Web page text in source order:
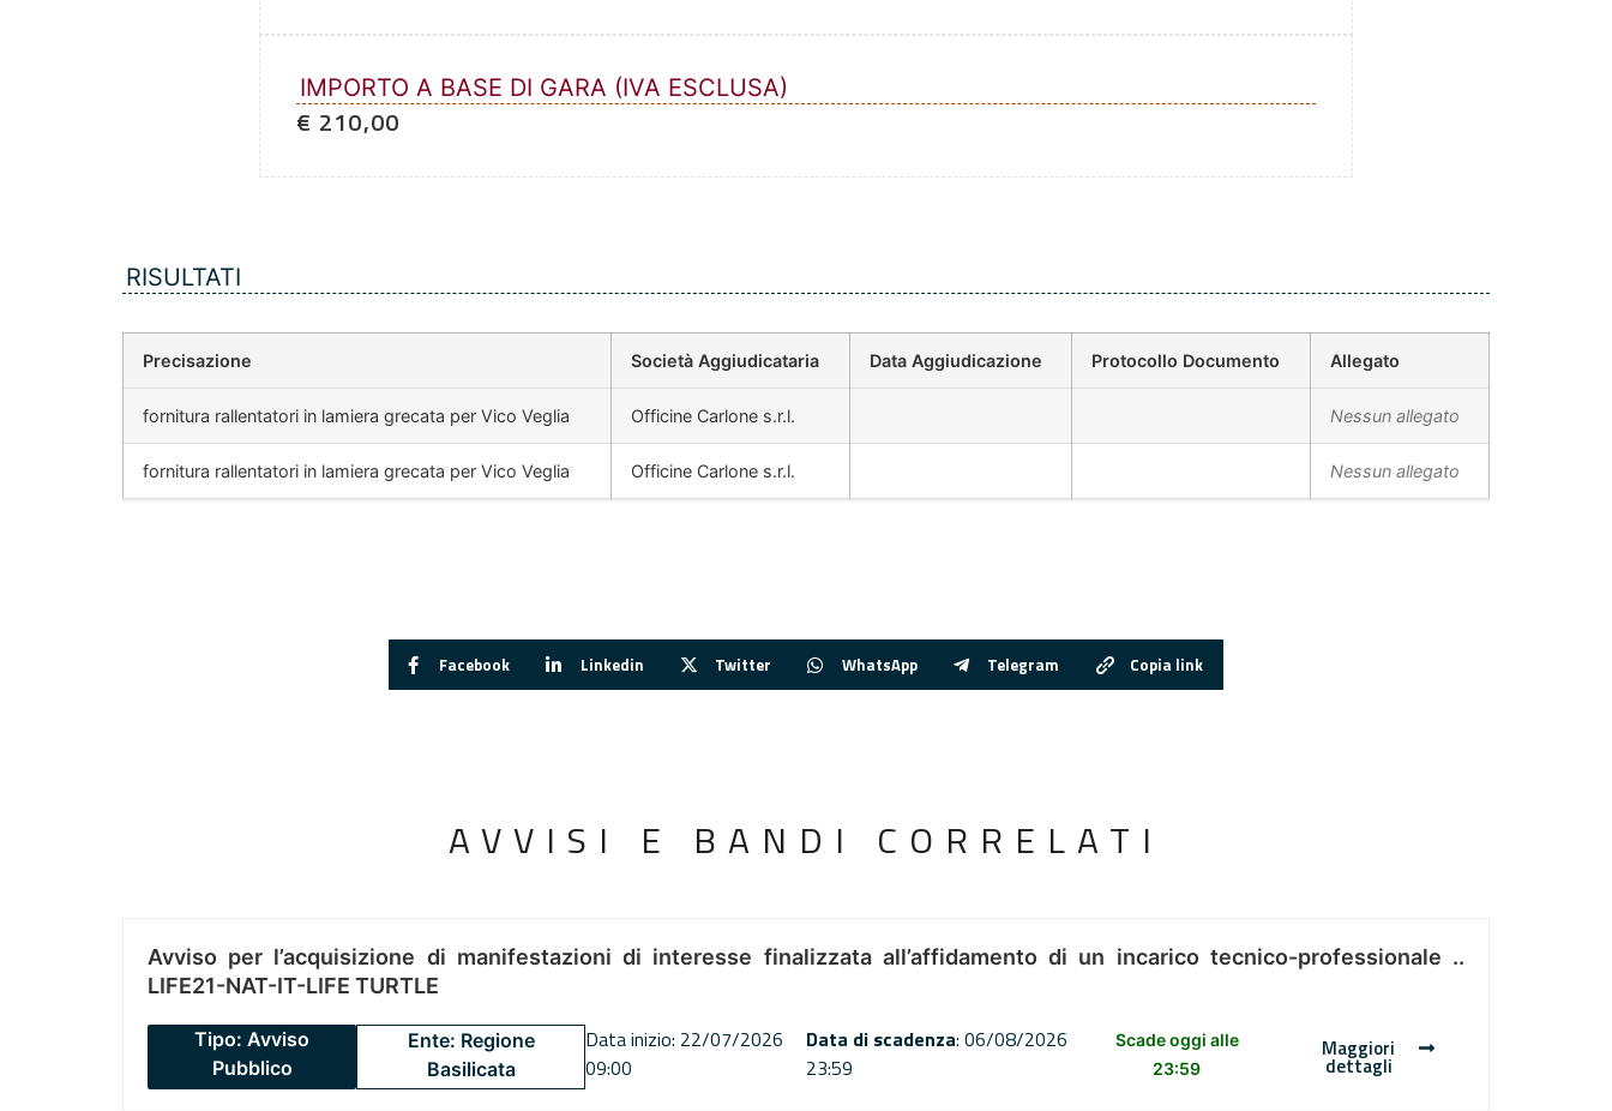
IMPORTO A BASE DI GARA (IVA ESCLUSA)
€ 210,00
RISULTATI
Precisazione Società Aggiudicataria Data Aggiudicazione Protocollo Documento Allegato
fornitura rallentatori in lamiera grecata per Vico Veglia Officine Carlone s.r.l. Nessun allegato
fornitura rallentatori in lamiera grecata per Vico Veglia Officine Carlone s.r.l. Nessun allegato
Facebook Linkedin Twitter WhatsApp Telegram Copia link
AVVISI E BANDI CORRELATI
Avviso per l’acquisizione di manifestazioni di interesse finalizzata all’affidamento di un incarico tecnico-professionale ..
LIFE21-NAT-IT-LIFE TURTLE
Tipo: Avviso
Pubblico
Ente: Regione
Basilicata
Data inizio: 22/07/2026
09:00
Data di scadenza: 06/08/2026
23:59
Scade oggi alle
23:59
Maggiori
dettagli